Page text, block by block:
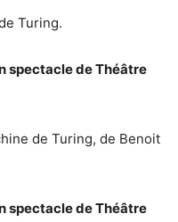
Turing.
spectacle de Théâtre
de Turing, de Benoit
spectacle de Théâtre